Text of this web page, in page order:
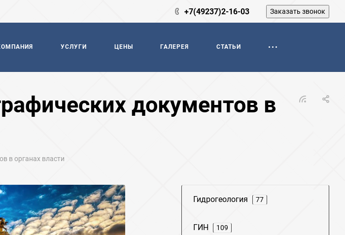
+7(49237)2-16-03 Заказать звонок
УСЛУГИ ЦЕНЫ ГАЛЕРЕЯ СТАТЬИ
документов в
в органах власти
Гидрогеология 77
ГИН 109